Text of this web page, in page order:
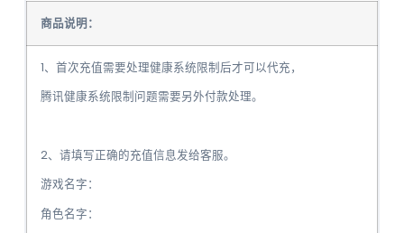
商品说明：
1、首次充值需要处理健康系统限制后才可以代充，
腾讯健康系统限制问题需要另外付款处理。
2、请填写正确的充值信息发给客服。
游戏名字：
角色名字：